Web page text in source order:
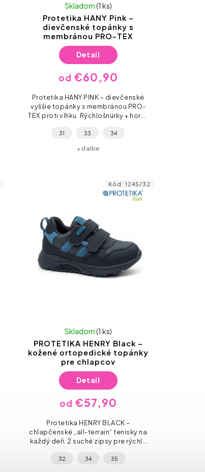
Protetika HANY Pink –
dievčenské topánky s
membránou PRO-TEX
Skladom(1 ks)
od €60,90
Detail
Protetika HANY PINK – dievčenské
vyššie topánky s membránou PRO-
TEX proti vlhku. Rýchlošnúrky + horný
podošva – ready na školu, ihrisko
31 33 34
+ ďalšie
PROTETIKA HENRY Black –
kožené ortopedické topánky
pre chlapcov
Skladom(1 ks)
od €57,90
Detail
Protetika HENRY BLACK –
chlapčenské „all-terrain“ tenisky na
každý deň. 2 suché zipsy pre rýchle
školy aj na ihrisko a spevnená
32 34 35
Kód:1245/32